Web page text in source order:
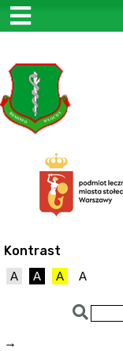
Kontrast
A A A A
→